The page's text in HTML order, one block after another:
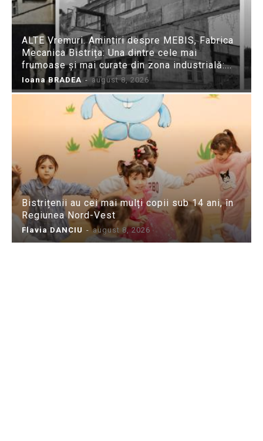
ALTE Vremuri. Amintiri despre MEBIS, Fabrica
Mecanica Bistrița: Una dintre cele mai
frumoase și mai curate din zona industrială:...
Ioana BRADEA - august 8, 2026
Bistrițenii au cei mai mulți copii sub 14 ani, în
Regiunea Nord-Vest
Flavia DANCIU - august 8, 2026